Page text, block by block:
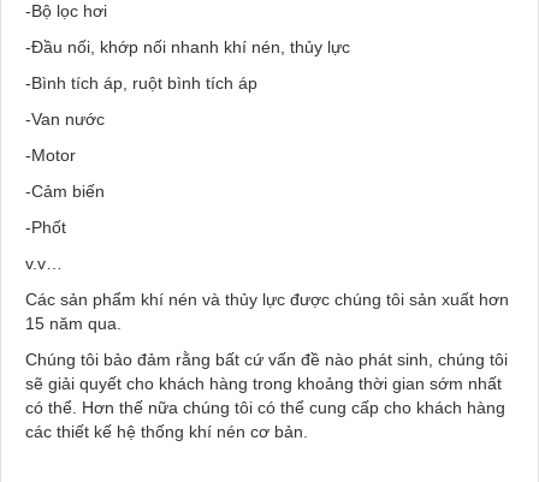
-Bộ lọc hơi
-Đầu nối, khớp nối nhanh khí nén, thủy lực
-Bình tích áp, ruột bình tích áp
-Van nước
-Motor
-Cảm biến
-Phốt
v.v…
Các sản phẩm khí nén và thủy lực được chúng tôi sản xuất hơn
15 năm qua.
Chúng tôi bảo đảm rằng bất cứ vấn đề nào phát sinh, chúng tôi
sẽ giải quyết cho khách hàng trong khoảng thời gian sớm nhất
có thể. Hơn thế nữa chúng tôi có thể cung cấp cho khách hàng
các thiết kế hệ thống khí nén cơ bản.